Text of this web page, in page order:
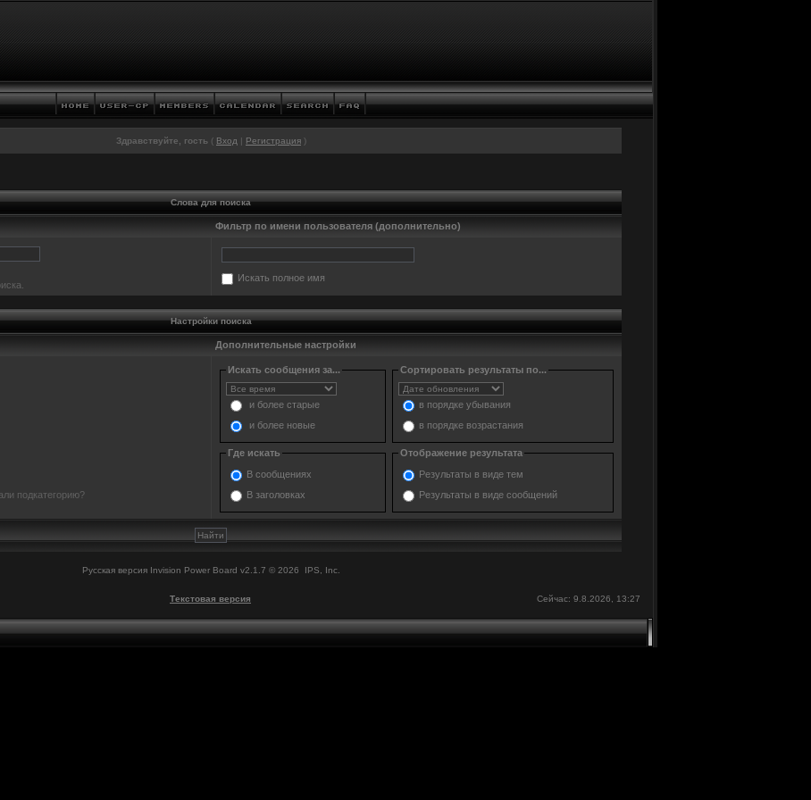
Здравствуйте, гость ( Вход | Регистрация )
Слова для поиска
Фильтр по имени пользователя (дополнительно)
Искать полное имя
Настройки поиска
Дополнительные настройки
подкатегорию?
Искать сообщения за...
и более старые
и более новые
Сортировать результаты по...
в порядке убывания
в порядке возрастания
Где искать
В сообщениях
В заголовках
Отображение результата
Результаты в виде тем
Результаты в виде сообщений
Русская версия Invision Power Board v2.1.7 © 2026 IPS, Inc.
Текстовая версия Сейчас: 9.8.2026, 13:27